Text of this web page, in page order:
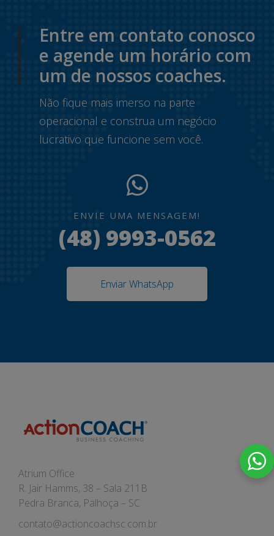
Entre em contato conosco
e agende um horário com
um de nossos coaches.
Não fique mais imerso na parte
operacional e construa um negócio
lucrativo que funcione sem você.
ENVIE UMA MENSAGEM!
(48) 9993-0562
Enviar WhatsApp
Atrium Office
R. Jair Hamms, 38 – Sala 211B
Pedra Branca, Palhoça – SC
contato@actioncoachsc.com.br